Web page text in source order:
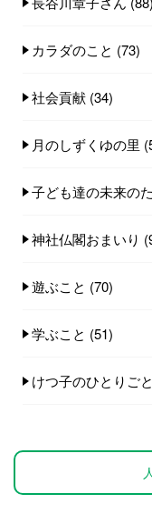
カラダのこと (73)
社会貢献 (34)
月のしずくゆの里
子ども達の未来の
神社仏閣おまいり
遊ぶこと (70)
学ぶこと (51)
けつ子のひとりごと